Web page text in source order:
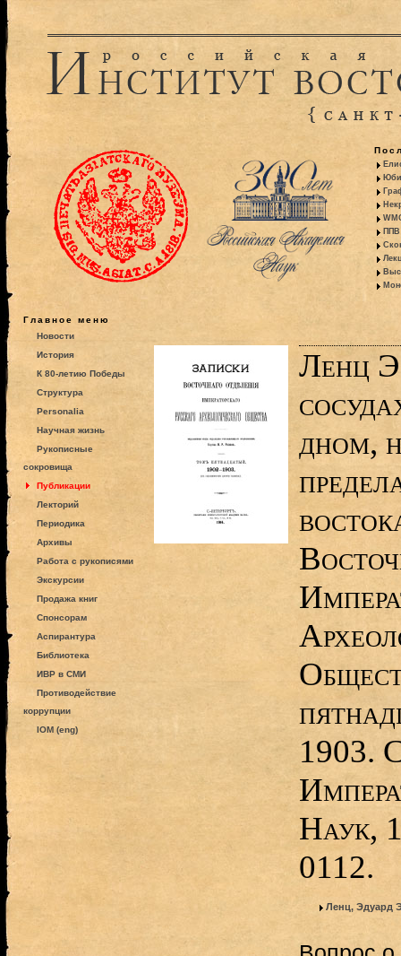
ППВ
Главное меню
Новости
История
К 80-летию Победы
Структура
Personalia
Научная жизнь
Рукописные
сокровища
Публикации
Лекторий
Периодика
Архивы
Работа с рукописями
Экскурсии
Продажа книг
Спонсорам
Аспирантура
Библиотека
ИВР в СМИ
Противодействие
коррупции
IOM (eng)
Ленц
дном,
1903.
Наук,
0112.
Ленц, Эдуард